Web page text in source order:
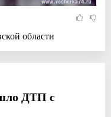
области
ДТП с